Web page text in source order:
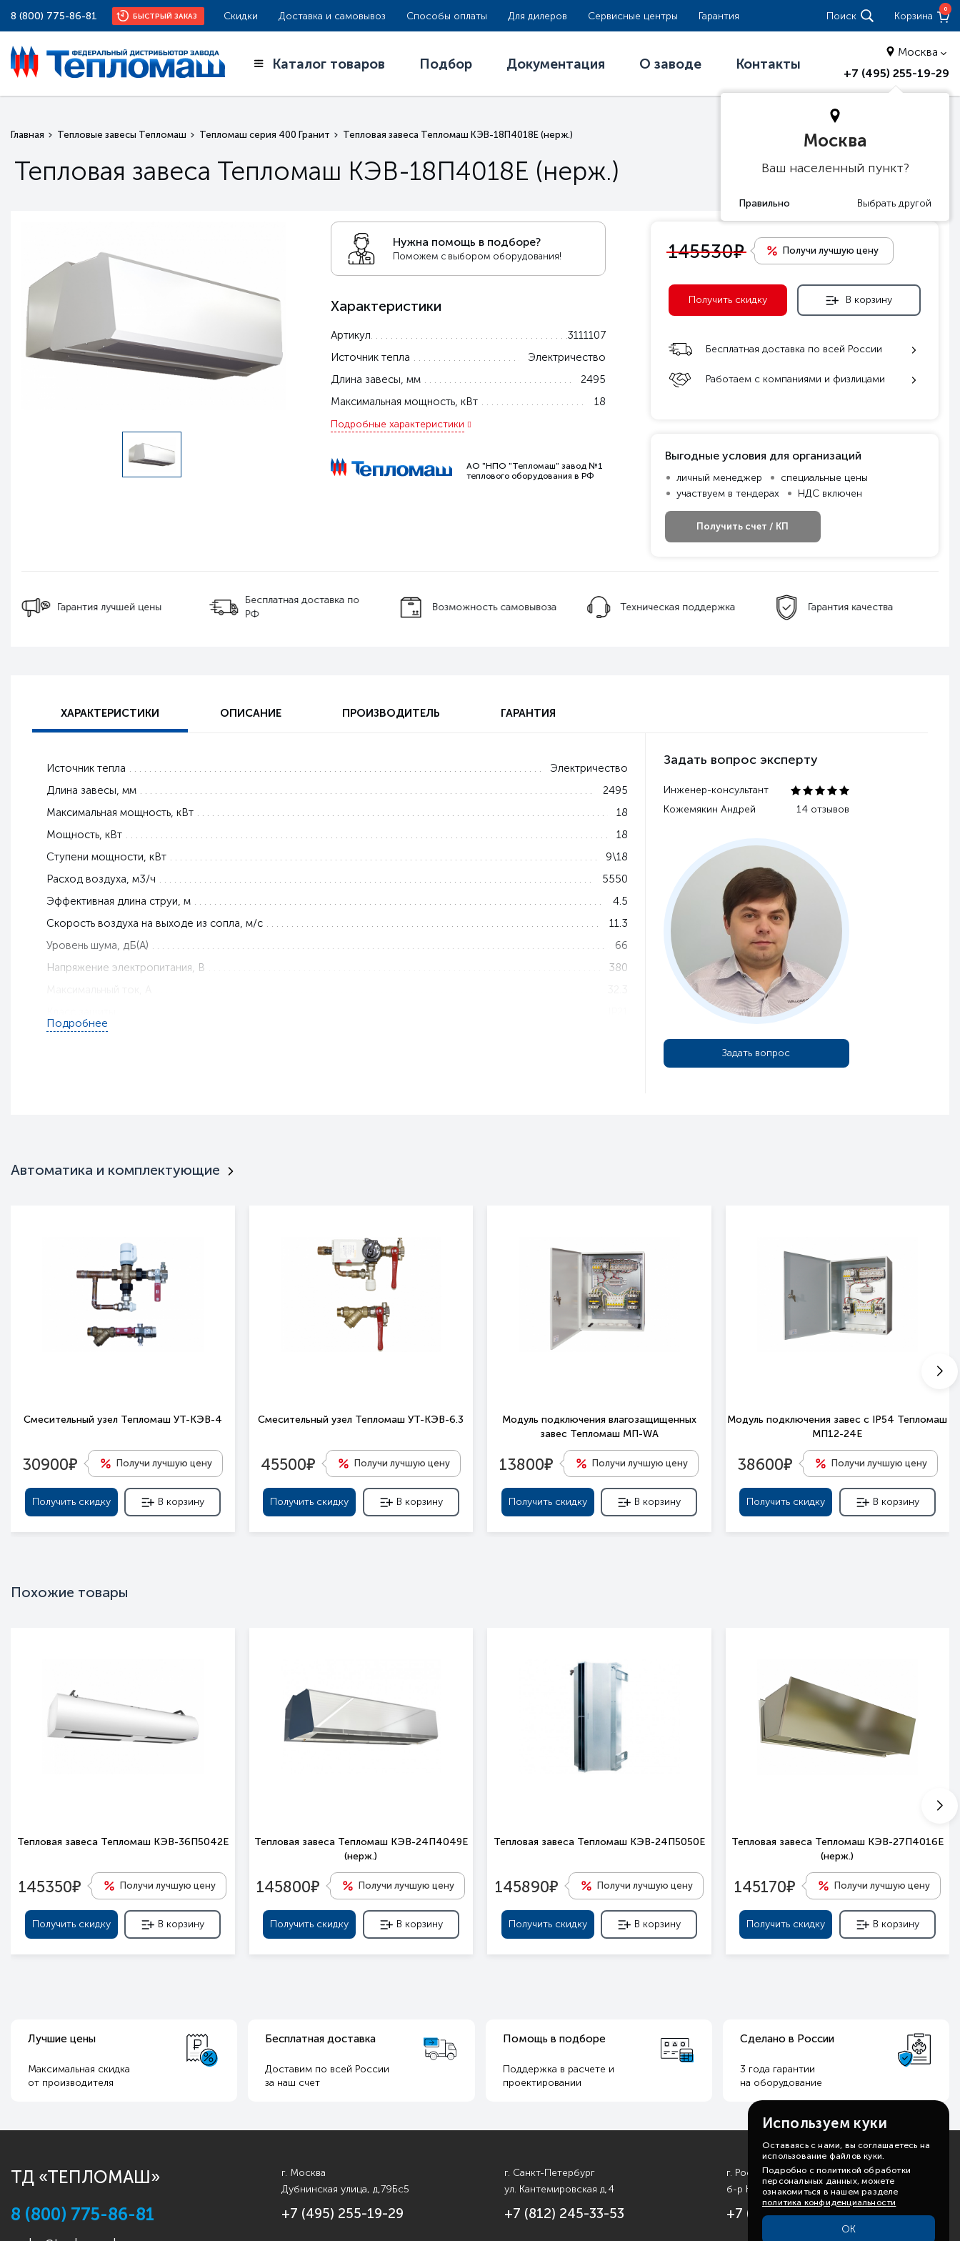
8 (800) 775-86-81 БЫСТРЫЙ ЗАКАЗ Скидки Доставка и самовывоз Способы оплаты Для дилеров Сервисные центры Гарантия Поиск Корзина
0
Каталог товаров Подбор Документация О заводе Контакты
+7 (495) 255-19-29
Москва
Москва
Ваш населенный пункт?
Главная Тепловые завесы Тепломаш Тепломаш серия 400 Гранит Тепловая завеса Тепломаш КЭВ-18П4018E (нерж.)
Тепловая завеса Тепломаш КЭВ-18П4018E (нерж.)
Нужна помощь в подборе?
Поможем с выбором оборудования!
Характеристики
Артикул
3111107
Источник тепла
Электричество
Длина завесы, мм
2495
Максимальная мощность, кВт
18
Подробные характеристики
АО "НПО "Тепломаш" завод №1
теплового оборудования в РФ
145530е Получи лучшую цену
Получить скидку В корзину
Бесплатная доставка по всей России
Работаем с компаниями и физлицами
Выгодные условия для организаций
личный менеджер
специальные цены
участвуем в тендерах
НДС включен
Получить счет / КП
Гарантия лучшей цены
Бесплатная доставка по
РФ
Возможность самовывоза Техническая поддержка Гарантия качества
ХАРАКТЕРИСТИКИ ОПИСАНИЕ ПРОИЗВОДИТЕЛЬ ГАРАНТИЯ
Задать вопрос эксперту
Инженер-консультант
Кожемякин Андрей
14 отзывов
Задать вопрос
Источник тепла
Электричество
Длина завесы, мм
2495
Максимальная мощность, кВт
18
Мощность, кВт
18
Ступени мощности, кВт
9\18
Расход воздуха, м3/ч
5550
Эффективная длина струи, м
4.5
Скорость воздуха на выходе из сопла, м/с
11.3
Уровень шума, дБ(А)
66
Напряжение электропитания, В
380
Тип установки
Нержавейка
Полное наименование
Тепловая завеса Тепломаш КЭВ-18П4018Е (нерж.)
Подробнее
Автоматика и комплектующие
Смесительный узел Тепломаш УТ-КЭВ-4
30900е Получи лучшую цену
Получить скидку В корзину
Смесительный узел Тепломаш УТ-КЭВ-6.3
45500е Получи лучшую цену
Получить скидку В корзину
Модуль подключения влагозащищенных
завес Тепломаш МП-WA
13800е Получи лучшую цену
Получить скидку В корзину
Модуль подключения завес c IP54 Тепломаш
МП12-24Е
38600е Получи лучшую цену
Получить скидку В корзину
Похожие товары
Тепловая завеса Тепломаш КЭВ-36П5042Е
145350е Получи лучшую цену
Получить скидку В корзину
Тепловая завеса Тепломаш КЭВ-24П4049E
(нерж.)
145800е Получи лучшую цену
Получить скидку В корзину
Тепловая завеса Тепломаш КЭВ-24П5050Е
145890е Получи лучшую цену
Получить скидку В корзину
Тепловая завеса Тепломаш КЭВ-27П4016E
(нерж.)
145170е Получи лучшую цену
Получить скидку В корзину
Лучшие цены
Максимальная скидка
от производителя
Бесплатная доставка
Доставим по всей России
за наш счет
Помощь в подборе
Поддержка в расчете и
проектировании
Сделано в России
3 года гарантии
на оборудование
ТД «ТЕПЛОМАШ»
8 (800) 775-86-81
г. Москва
Дубнинская улица, д.79Бс5
+7 (495) 255-19-29
г. Санкт-Петербург
ул. Кантемировская д.4
+7 (812) 245-33-53
г. Ростов-на-Дону
б-р Комарова, д. 11
+7 (863) 310-99-19
Используем куки
Оставаясь с нами, вы соглашаетесь на
использование файлов куки.
Подробно с политикой обработки
персональных данных, можете
ознакомиться в нашем разделе
политика конфиденциальности
ОК